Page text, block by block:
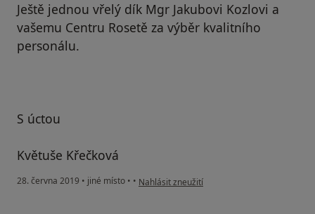
Ještě jednou vřelý dík Mgr Jakubovi Kozlovi a
vašemu Centru Rosetě za výběr kvalitního
personálu.
S úctou
Květuše Křečková
28. června 2019 • jiné místo • • podle názoru uživatele Váš účet byl
Nahlásit zneužití